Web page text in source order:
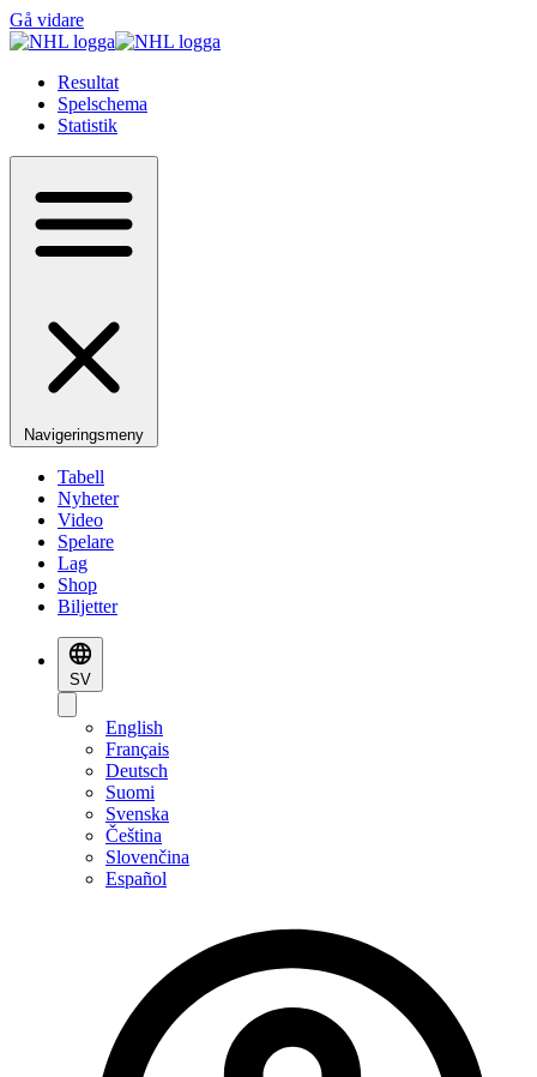
Gå vidare
Resultat
Spelschema
Statistik
Navigeringsmeny
Tabell
Nyheter
Video
Spelare
Lag
Shop
Biljetter
SV
English
Français
Deutsch
Suomi
Svenska
Čeština
Slovenčina
Español